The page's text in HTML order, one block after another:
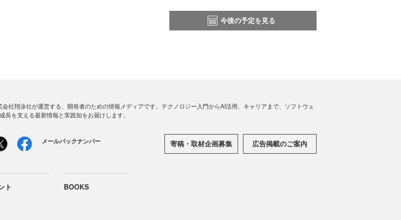
今後の予定を見る
会社翔泳社が運営する、開発者のための情報メディアです。テクノロジー入門からAI活用、キャリアまで、ソフトウェ
を支える最新情報と実践知をお届けします。
メールバックナンバー 寄稿・取材企画募集 広告掲載のご案内
ト BOOKS